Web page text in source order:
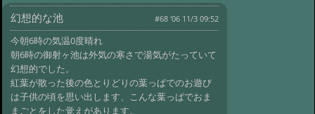
幻想的な池 #68 '06 11/3 09:52
今朝6時の気温0度晴れ
朝6時の御射ヶ池は外気の寒さで湯気がたっていて
幻想的でした。
紅葉が散った後の色とりどりの葉っぱでのお遊び
は子供の頃を思い出します、こんな葉っぱでおま
まごとをした覚えがあります。
#626:冬便り 雪景色
@ '09 12/19 09:15
#625:冬便り ツラ
#624:冬便り テンの足跡
#623:冬便り 縞枯
れ山
@ '09 12/14 10:50